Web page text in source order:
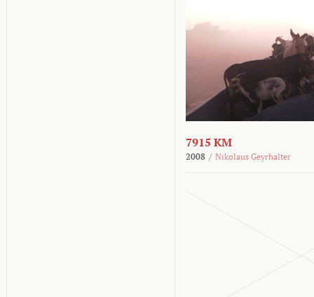
7915 KM
2008 / Nikolaus Geyrhalter